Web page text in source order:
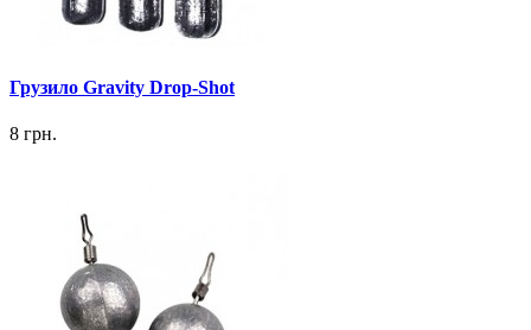
Грузило Gravity Drop-Shot
8 грн.